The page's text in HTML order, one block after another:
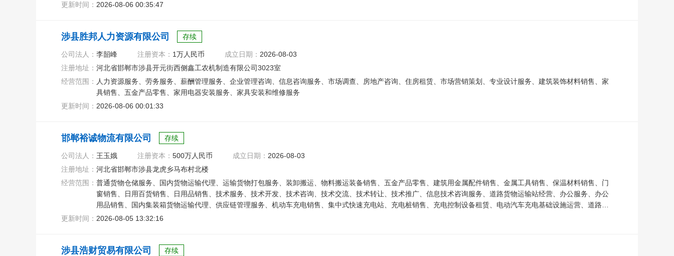
更新时间： 2026-08-06 00:35:47
涉县胜邦人力资源有限公司 存续
公司法人： 李韶峰 注册资本： 1万人民币 成立日期： 2026-08-03
注册地址： 河北省邯郸市涉县开元街西侧鑫工农机制造有限公司3023室
经营范围： 人力资源服务、劳务服务、薪酬管理服务、企业管理咨询、信息咨询服务、市场调查、房地产咨询、住房租赁、市场营销策划、专业设计服务、建筑装饰材料销售、家
具销售、五金产品零售、家用电器安装服务、家具安装和维修服务
更新时间： 2026-08-06 00:01:33
邯郸裕诚物流有限公司 存续
公司法人： 王玉娥 注册资本： 500万人民币 成立日期： 2026-08-03
注册地址： 河北省邯郸市涉县龙虎乡马布村北楼
经营范围： 普通货物仓储服务、国内货物运输代理、运输货物打包服务、装卸搬运、物料搬运装备销售、五金产品零售、建筑用金属配件销售、金属工具销售、保温材料销售、门
窗销售、日用百货销售、日用品销售、技术服务、技术开发、技术咨询、技术交流、技术转让、技术推广、信息技术咨询服务、道路货物运输站经营、办公服务、办公
用品销售、国内集装箱货物运输代理、供应链管理服务、机动车充电销售、集中式快速充电站、充电桩销售、充电控制设备租赁、电动汽车充电基础设施运营、道路货
物运输、道路货物运输
更新时间： 2026-08-05 13:32:16
涉县浩财贸易有限公司 存续